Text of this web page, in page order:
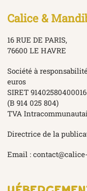
Calice &
16 RUE DE PARIS,
76600 LE HAVRE
Société à
euros
SIRET
(B 914 025 804)
TVA
Directrice de la
Email :